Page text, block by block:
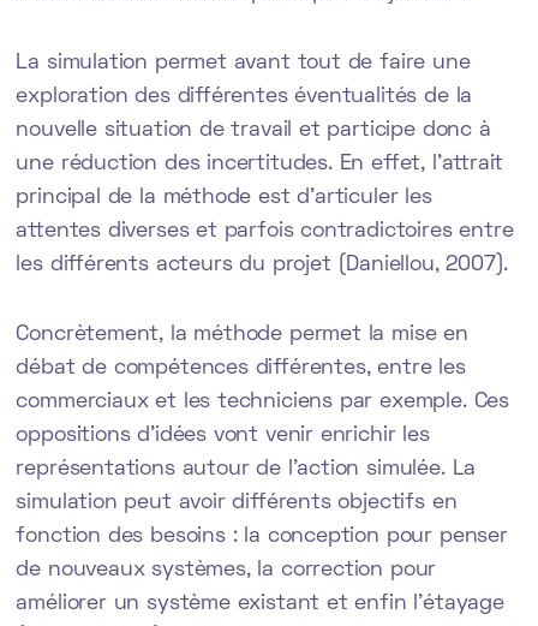
La simulation permet avant tout de faire une
exploration des différentes éventualités de la
nouvelle situation de travail et participe donc à
une réduction des incertitudes. En effet, l’attrait
principal de la méthode est d’articuler les
attentes diverses et parfois contradictoires entre
les différents acteurs du projet (Daniellou, 2007).
Concrètement, la méthode permet la mise en
débat de compétences différentes, entre les
commerciaux et les techniciens par exemple. Ces
oppositions d’idées vont venir enrichir les
représentations autour de l’action simulée. La
simulation peut avoir différents objectifs en
fonction des besoins : la conception pour penser
de nouveaux systèmes, la correction pour
améliorer un système existant et enfin l’étayage